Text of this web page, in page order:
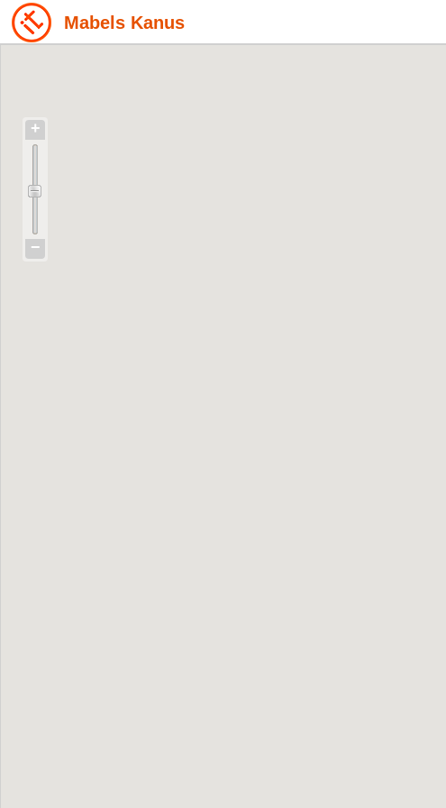
Mabels Kanus
+
−